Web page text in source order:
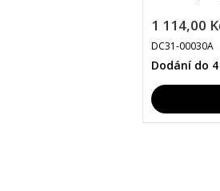
1 114,00
DC31-00030A
Dodání do